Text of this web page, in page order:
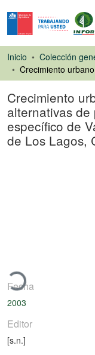
Inicio Colección
Crecimiento
alternativas de
específico de
de Los Lagos,
Fecha
2003
Editor
[s.n.]